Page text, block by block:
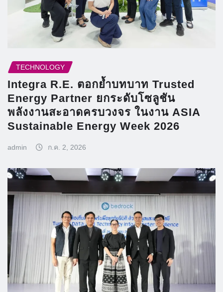
TECHNOLOGY
Integra R.E. ตอกย้ำบทบาท Trusted
Energy Partner ยกระดับโซลูชัน
พลังงานสะอาดครบวงจร ในงาน ASIA
Sustainable Energy Week 2026
admin ก.ค. 2, 2026